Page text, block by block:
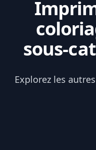
sous-
Explorez les